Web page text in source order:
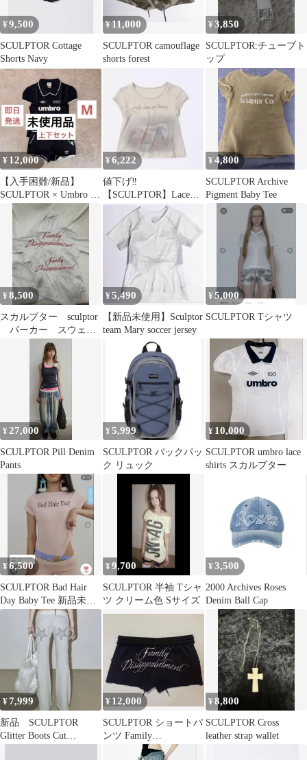
¥9,500
SCULPTOR Cottage
Shorts Navy
¥ 11,000
SCULPTOR camouflage
shorts forest
¥3,850
SCULPTOR:チューブト
ップ
¥ 12,000
【入手困難/新品】
SCULPTOR × Umbro レ
ースシャツ＆パンツ M
¥6,222
値下げ‼️
【SCULPTOR】Lace
Crop Baby Tee 半袖Tシ
ャツ
¥4,800
SCULPTOR Archive
Pigment Baby Tee
¥8,500
スカルプター sculptor
パーカー スウェッ
トセットアップ
¥5,490
【新品未使用】Sculptor
team Mary soccer jersey
¥5,000
SCULPTOR Tシャツ
¥ 27,000
SCULPTOR Pill Denim
Pants
¥ 5,999
SCULPTOR バックパッ
ク リュック
¥ 10,000
SCULPTOR umbro lace
shirts スカルプター
¥6,500
SCULPTOR Bad Hair
Day Baby Tee 新品未使
用 完売品
¥9,700
SCULPTOR 半袖 Tシャ
ツ クリーム色 Sサイズ
¥ 3,500
2000 Archives Roses
Denim Ball Cap
¥7,999
新品 SCULPTOR
Glitter Boots Cut
¥ 12,000
SCULPTOR ショートパ
ンツ Family
Disappointment
¥8,800
SCULPTOR Cross
leather strap wallet